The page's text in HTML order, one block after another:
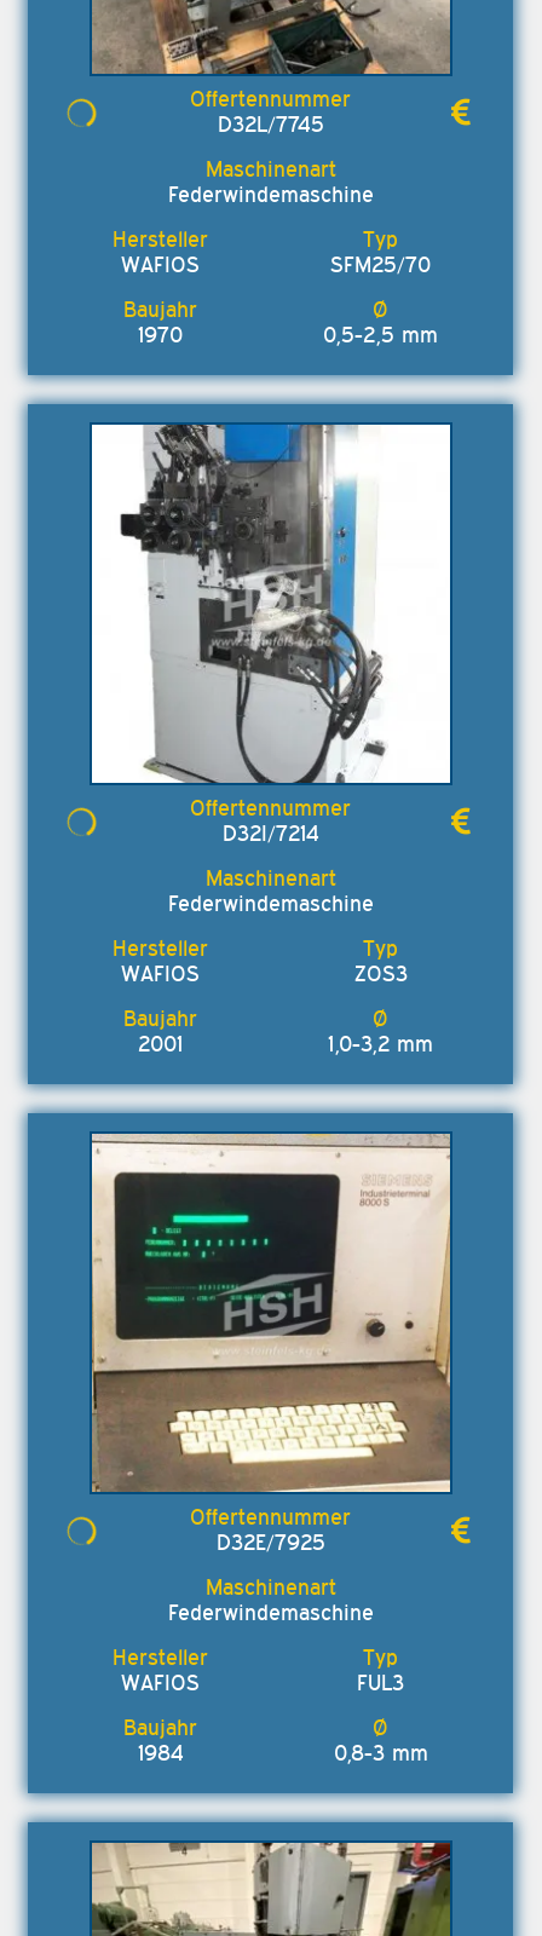
D32L/7745
Federwindemaschine
WAFIOS SFM25/70
1970 0,5-2,5 mm
D32I/7214
Federwindemaschine
WAFIOS ZOS3
2001 1,0-3,2 mm
D32E/7925
Federwindemaschine
WAFIOS FUL3
1984 0,8-3 mm